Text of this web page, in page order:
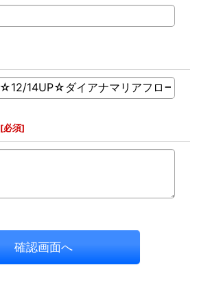
[必須]
確認画面へ